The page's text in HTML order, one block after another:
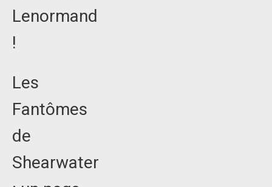
Lenormand
!
Les
Fantômes
de
Shearwater